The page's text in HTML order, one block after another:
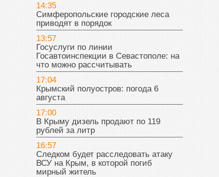
14:35
Симферопольские городские леса
приводят в порядок
13:57
Госуслуги по линии
Госавтоинспекции в Севастополе: на
что можно рассчитывать
17:04
Крымский полуостров: погода 6
августа
17:00
В Крыму дизель продают по 119
рублей за литр
16:57
Следком будет расследовать атаку
ВСУ на Крым, в которой погиб
мирный житель